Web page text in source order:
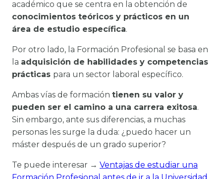
académico que se centra en la obtención de
conocimientos teóricos y prácticos en un
área de estudio específica.
Por otro lado, la Formación Profesional se basa en
la adquisición de habilidades y competencias
prácticas para un sector laboral específico.
Ambas vías de formación tienen su valor y
pueden ser el camino a una carrera exitosa.
Sin embargo, ante sus diferencias, a muchas
personas les surge la duda: ¿puedo hacer un
máster después de un grado superior?
Te puede interesar → Ventajas de estudiar una